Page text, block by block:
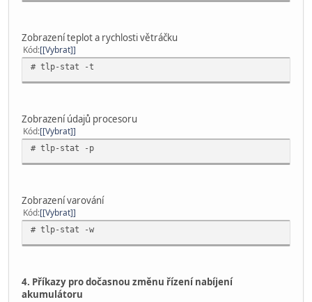
Zobrazení teplot a rychlosti větráčku
Kód [Vybrat]
# tlp-stat -t
Zobrazení údajů procesoru
Kód [Vybrat]
# tlp-stat -p
Zobrazení varování
Kód [Vybrat]
# tlp-stat -w
4. Příkazy pro dočasnou změnu řízení nabíjení
akumulátoru